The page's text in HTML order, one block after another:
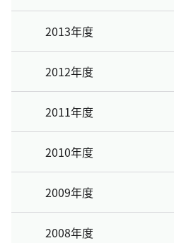
2013年度
2012年度
2011年度
2010年度
2009年度
2008年度